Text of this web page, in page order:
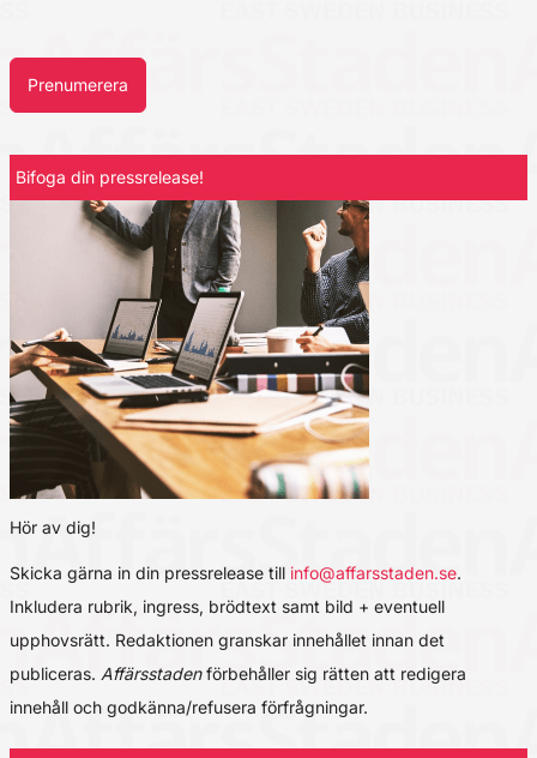
Prenumerera
Bifoga din pressrelease!
Hör av dig!
Skicka gärna in din pressrelease till info@affarsstaden.se.
Inkludera rubrik, ingress, brödtext samt bild + eventuell
upphovsrätt. Redaktionen granskar innehållet innan det
publiceras. Affärsstadenförbehåller sig rätten att redigera
innehåll och godkänna/refusera förfrågningar.